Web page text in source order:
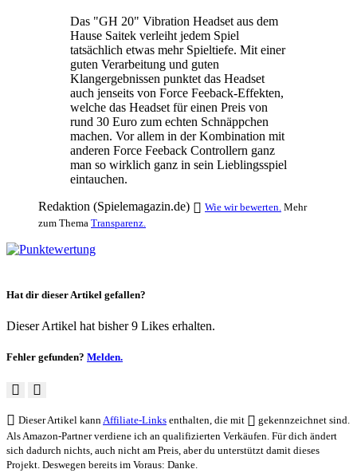
Das "GH 20" Vibration Headset aus dem
Hause Saitek verleiht jedem Spiel
tatsächlich etwas mehr Spieltiefe. Mit einer
guten Verarbeitung und guten
Klangergebnissen punktet das Headset
auch jenseits von Force Feeback-Effekten,
welche das Headset für einen Preis von
rund 30 Euro zum echten Schnäppchen
machen. Vor allem in der Kombination mit
anderen Force Feeback Controllern ganz
man so wirklich ganz in sein Lieblingsspiel
eintauchen.
Redaktion (Spielemagazin.de)
Wie wir bewerten. Mehr
zum Thema Transparenz.
Hat dir dieser Artikel gefallen?
Dieser Artikel hat bisher 9 Likes erhalten.
Fehler gefunden? Melden.
Dieser Artikel kann Affiliate-Links enthalten, die mit
gekennzeichnet sind.
Als Amazon-Partner verdiene ich an qualifizierten Verkäufen. Für dich ändert
sich dadurch nichts, auch nicht am Preis, aber du unterstützt damit dieses
Projekt. Deswegen bereits im Voraus: Danke.